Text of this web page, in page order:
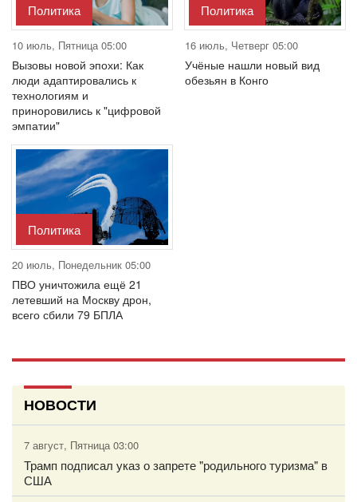
Политика
10 июль, Пятница 05:00
Вызовы новой эпохи: Как
люди адаптировались к
технологиям и
приноровились к "цифровой
эмпатии"
Политика
16 июль, Четверг 05:00
Учёные нашли новый вид
обезьян в Конго
Политика
20 июль, Понедельник 05:00
ПВО уничтожила ещё 21
летевший на Москву дрон,
всего сбили 79 БПЛА
НОВОСТИ
7 август, Пятница 03:00
Трамп подписал указ о запрете "родильного туризма" в
США